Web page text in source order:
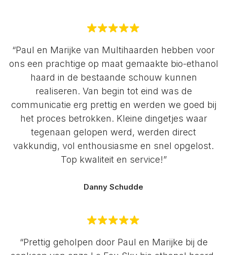
“Paul en Marijke van Multihaarden hebben voor
ons een prachtige op maat gemaakte bio-ethanol
haard in de bestaande schouw kunnen
realiseren. Van begin tot eind was de
communicatie erg prettig en werden we goed bij
het proces betrokken. Kleine dingetjes waar
tegenaan gelopen werd, werden direct
vakkundig, vol enthousiasme en snel opgelost.
Top kwaliteit en service!”
Danny Schudde
“Prettig geholpen door Paul en Marijke bij de